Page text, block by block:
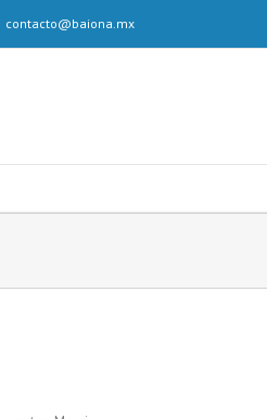
contacto@baiona.mx